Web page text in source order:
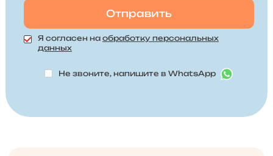
Я согласен на обработку персональных
данных
Не звоните, напишите в WhatsApp